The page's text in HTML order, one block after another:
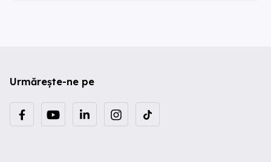
Urmărește-ne pe